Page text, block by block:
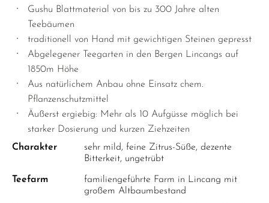
Gushu Blattmaterial von bis zu 300 Jahre alten
Teebäumen
traditionell von Hand mit gewichtigen Steinen gepresst
Abgelegener Teegarten in den Bergen Lincangs auf
1850m Höhe
Aus natürlichem Anbau ohne Einsatz chem.
Pflanzenschutzmittel
Äußerst ergiebig: Mehr als 10 Aufgüsse möglich bei
starker Dosierung und kurzen Ziehzeiten
Charakter
sehr mild, feine Zitrus-Süße, dezente
Bitterkeit, ungetrübt
Teefarm
familiengeführte Farm in Lincang mit
großem Altbaumbestand